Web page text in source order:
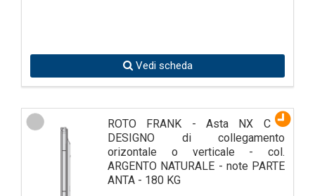
Vedi scheda
ROTO FRANK - Asta NX C -
DESIGNO di collegamento
orizontale o verticale - col.
ARGENTO NATURALE - note PARTE
ANTA - 180 KG